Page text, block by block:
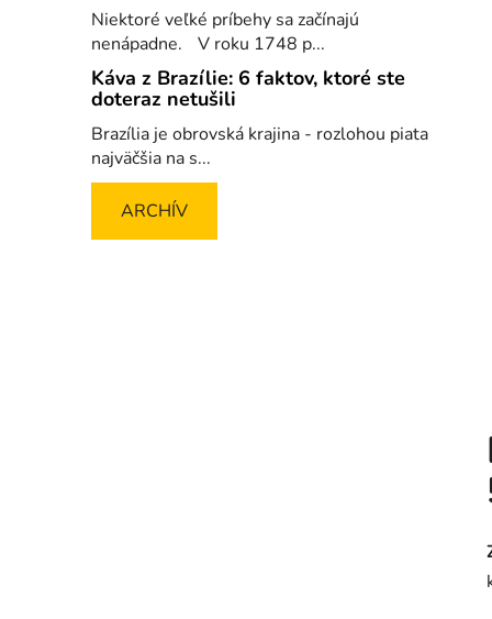
Niektoré veľké príbehy sa začínajú
nenápadne. V roku 1748 p...
Káva z Brazílie: 6 faktov, ktoré ste
doteraz netušili
Brazília je obrovská krajina - rozlohou piata
najväčšia na s...
ARCHÍV